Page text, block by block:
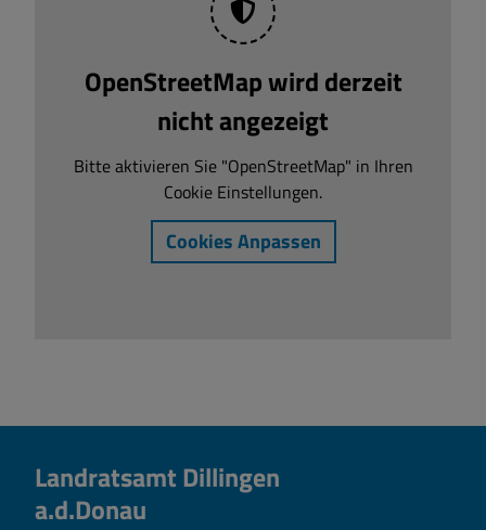
OpenStreetMap wird derzeit
nicht angezeigt
Bitte aktivieren Sie "OpenStreetMap" in Ihren
Cookie Einstellungen.
Cookies Anpassen
Landratsamt Dillingen
a.d.Donau